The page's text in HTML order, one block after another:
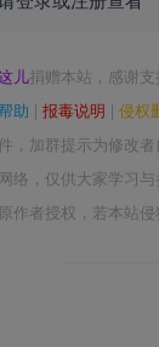
儿捐赠本站，感谢支
助 | 报毒说明 | 侵权
，加群提示为修改
络，仅供大家学习
作者授权，若本站